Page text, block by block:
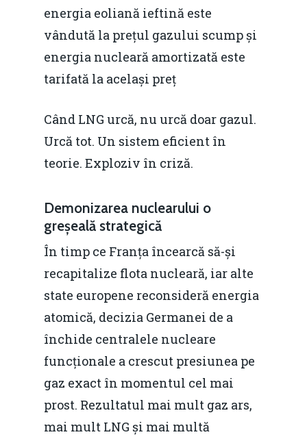
energia eoliană ieftină este
vândută la prețul gazului scump și
energia nucleară amortizată este
tarifată la același preț
Când LNG urcă, nu urcă doar gazul.
Urcă tot. Un sistem eficient în
teorie. Exploziv în criză.
Demonizarea nuclearului o
greșeală strategică
În timp ce Franța încearcă să-și
recapitalize flota nucleară, iar alte
state europene reconsideră energia
atomică, decizia Germanei de a
închide centralele nucleare
funcționale a crescut presiunea pe
gaz exact în momentul cel mai
prost. Rezultatul mai mult gaz ars,
mai mult LNG și mai multă